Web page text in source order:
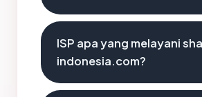
ISP apa yang melayani
indonesia.com?